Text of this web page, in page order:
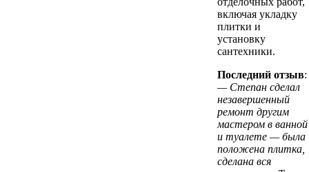
включая укладку
плитки и
установку
сантехники.
Последний отзыв:
— Степан сделал
незавершенный
ремонт другим
мастером в ванной
и туалете — была
положена плитка,
сделана вся